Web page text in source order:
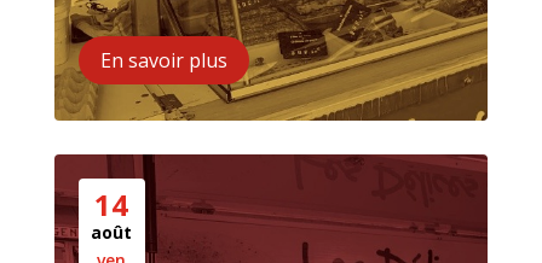
En savoir plus
14
août